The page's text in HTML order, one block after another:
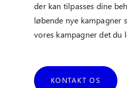
der kan tilpasses dine
løbende nye kampagner
vores kampagner det du
KONTAKT OS